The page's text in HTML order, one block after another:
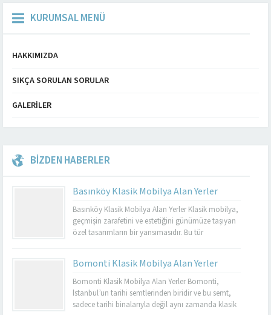
KURUMSAL MENÜ
HAKKIMIZDA
SIKÇA SORULAN SORULAR
GALERILER
BİZDEN HABERLER
Basınköy Klasik Mobilya Alan Yerler
Basınköy Klasik Mobilya Alan Yerler Klasik mobilya,
geçmişin zarafetini ve estetiğini günümüze taşıyan
özel tasarımların bir yansımasıdır. Bu tür
mobilya alan yerler, bu tür özel parçaları
değerlendirmek isteyenler için mükemmel bir
seçenektir. Eğer siz de eski mobilyalarınızı satmayı...
Bomonti Klasik Mobilya Alan Yerler
Bomonti Klasik Mobilya Alan Yerler Bomonti,
İstanbul’un tarihi semtlerinden biridir ve bu semt,
sadece tarihi binalarıyla değil aynı zamanda klasik